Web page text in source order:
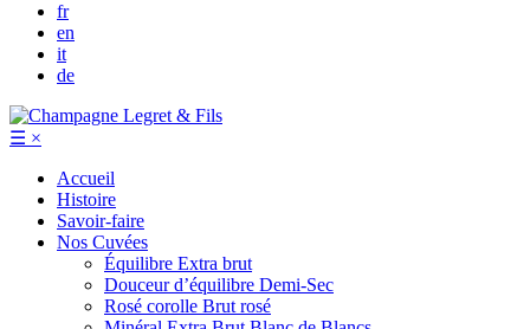
fr
en
it
de
☰ ×
Accueil
Histoire
Savoir-faire
Nos Cuvées
Équilibre Extra brut
Douceur d’équilibre Demi-Sec
Rosé corolle Brut rosé